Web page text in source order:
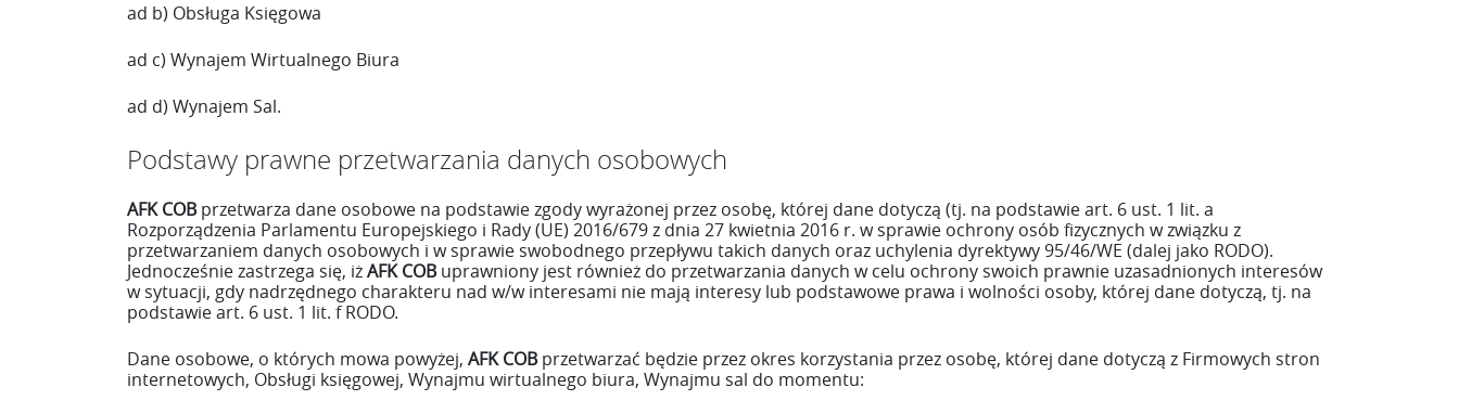
ad b) Obsługa Księgowa
ad c) Wynajem Wirtualnego Biura
ad d) Wynajem Sal.
Podstawy prawne przetwarzania danych osobowych
AFK COBprzetwarza dane osobowe na podstawie zgody wyrażonej przez osobę, której dane dotyczą (tj. na podstawie art. 6 ust. 1 lit. a
Rozporządzenia Parlamentu Europejskiego i Rady (UE) 2016/679 z dnia 27 kwietnia 2016 r. w sprawie ochrony osób fizycznych w związku z
przetwarzaniem danych osobowych i w sprawie swobodnego przepływu takich danych oraz uchylenia dyrektywy 95/46/WE (dalej jako RODO).
Jednocześnie zastrzega się, iżAFK COBuprawniony jest również do przetwarzania danych w celu ochrony swoich prawnie uzasadnionych interesów
w sytuacji, gdy nadrzędnego charakteru nad w/w interesami nie mają interesy lub podstawowe prawa i wolności osoby, której dane dotyczą, tj. na
podstawie art. 6 ust. 1 lit. f RODO.
Dane osobowe, o których mowa powyżej, AFK COBprzetwarzać będzie przez okres korzystania przez osobę, której dane dotyczą z Firmowych stron
internetowych, Obsługi księgowej, Wynajmu wirtualnego biura, Wynajmu sal do momentu: